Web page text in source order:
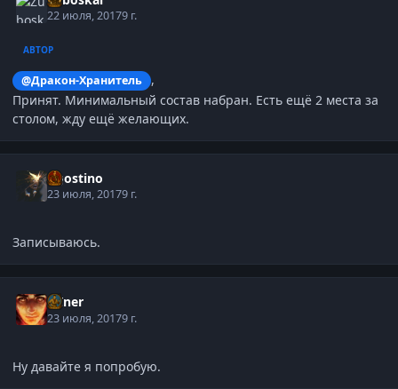
22 июля, 20179 г.
АВТОР
@Дракон-Хранитель
,
Принят. Минимальный состав набран. Есть ещё 2 места за
столом, жду ещё желающих.
Agostino
23 июля, 20179 г.
Записываюсь.
MIner
23 июля, 20179 г.
Ну давайте я попробую.